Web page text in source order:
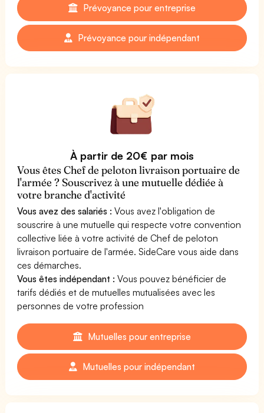
Prévoyance pour entreprise
Prévoyance pour indépendant
À partir de 20€ par mois
Vous êtes Chef de peloton livraison portuaire de
l'armée ? Souscrivez à une mutuelle dédiée à
votre branche d'activité
Vous avez des salariés : Vous avez l'obligation de
souscrire à une mutuelle qui respecte votre convention
collective liée à votre activité de Chef de peloton
livraison portuaire de l'armée. SideCare vous aide dans
ces démarches.
Vous êtes indépendant : Vous pouvez bénéficier de
tarifs dédiés et de mutuelles mutualisées avec les
personnes de votre profession
Mutuelles pour entreprise
Mutuelles pour indépendant